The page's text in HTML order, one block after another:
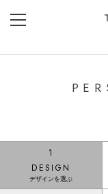
1
DESIGN
デザインを選ぶ